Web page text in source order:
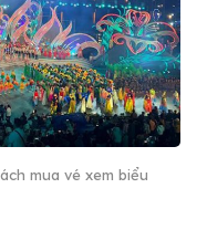
mua vé xem biểu